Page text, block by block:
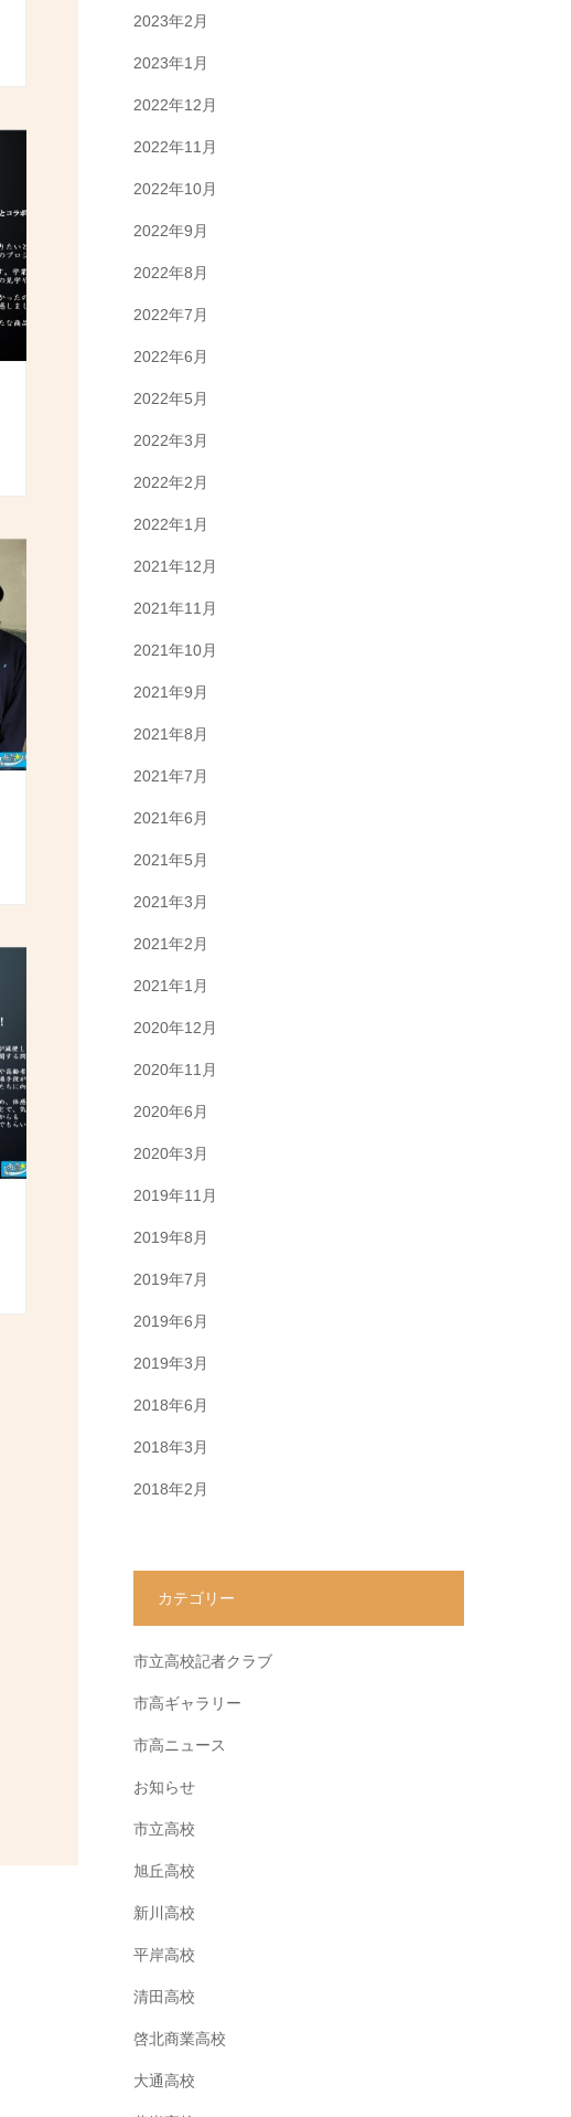
2023年2月
2023年1月
2022年12月
2022年11月
2022年10月
2022年9月
2022年8月
2022年7月
2022年6月
2022年5月
2022年3月
2022年2月
2022年1月
2021年12月
2021年11月
2021年10月
2021年9月
2021年8月
2021年7月
2021年6月
2021年5月
2021年3月
2021年2月
2021年1月
2020年12月
2020年11月
2020年6月
2020年3月
2019年11月
2019年8月
2019年7月
2019年6月
2019年3月
2018年6月
2018年3月
2018年2月
カテゴリー
市立高校記者クラブ
市高ギャラリー
市高ニュース
お知らせ
市立高校
旭丘高校
新川高校
平岸高校
清田高校
啓北商業高校
大通高校